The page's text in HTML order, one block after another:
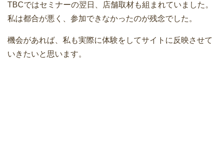
TBCではセミナーの翌日、店舗取材も組まれていました。
私は都合が悪く、参加できなかったのが残念でした。
機会があれば、私も実際に体験をしてサイトに反映させて
いきたいと思います。